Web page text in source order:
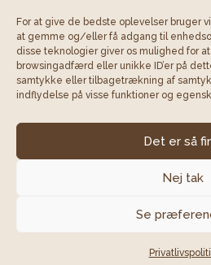
For at give de bedste oplevelser bruger
at gemme og/eller få adgang til
disse teknologier giver os mulighed for
browsingadfærd eller unikke ID’er på
samtykke eller tilbagetrækning af
indflydelse på visse funktioner og
Det er så
Nej tak
Se
Mette Jones - Vejviser i dit
02 30 23 | Webdesign af